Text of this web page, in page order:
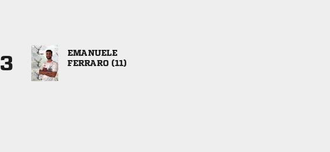


 